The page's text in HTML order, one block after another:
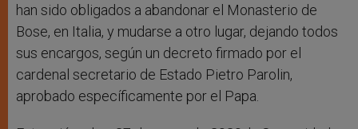
han sido obligados a abandonar el Monasterio de
Bose, en Italia, y mudarse a otro lugar, dejando todos
sus encargos, según un decreto firmado por el
cardenal secretario de Estado Pietro Parolin,
aprobado específicamente por el Papa.